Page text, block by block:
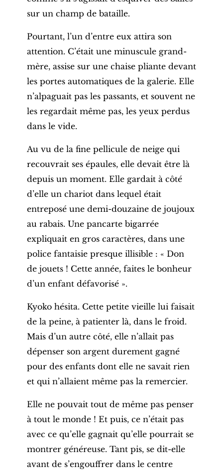
sur un champ de bataille.
Pourtant, l’un d’entre eux attira son
attention. C’était une minuscule grand-
mère, assise sur une chaise pliante devant
les portes automatiques de la galerie. Elle
n’alpaguait pas les passants, et souvent ne
les regardait même pas, les yeux perdus
dans le vide.
Au vu de la fine pellicule de neige qui
recouvrait ses épaules, elle devait être là
depuis un moment. Elle gardait à côté
d’elle un chariot dans lequel était
entreposé une demi-douzaine de joujoux
au rabais. Une pancarte bigarrée
expliquait en gros caractères, dans une
police fantaisie presque illisible : « Don
de jouets ! Cette année, faites le bonheur
d’un enfant défavorisé ».
Kyoko hésita. Cette petite vieille lui faisait
de la peine, à patienter là, dans le froid.
Mais d’un autre côté, elle n’allait pas
dépenser son argent durement gagné
pour des enfants dont elle ne savait rien
et qui n’allaient même pas la remercier.
Elle ne pouvait tout de même pas penser
à tout le monde ! Et puis, ce n’était pas
avec ce qu’elle gagnait qu’elle pourrait se
montrer généreuse. Tant pis, se dit-elle
avant de s’engouffrer dans le centre